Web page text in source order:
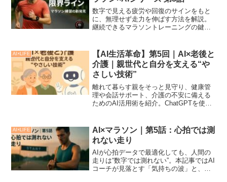
数字で見える疲労や回復のサインをもと
に、無理せず走力を伸ばす方法を解説。
継続できるマラソントレーニングの鍵を
AI×LIFE
【AI生活革命】第5回｜AI×老後と
介護｜親世代と自分を支える“や
さしい技術”
離れて暮らす親をそっと見守り、健康管
理や会話サポート、介護の不安に備える
ためのAI活用術を紹介。ChatGPTを使っ
AI×LIFE
AI×マラソン｜第5話：心拍では測
れない走り
AIが心拍データで最適化しても、人間の
走りは“数字では測れない”。本記事ではAI
コーチが見落とす「気持ちの波」と、デ